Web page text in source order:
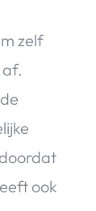
zelf
ook